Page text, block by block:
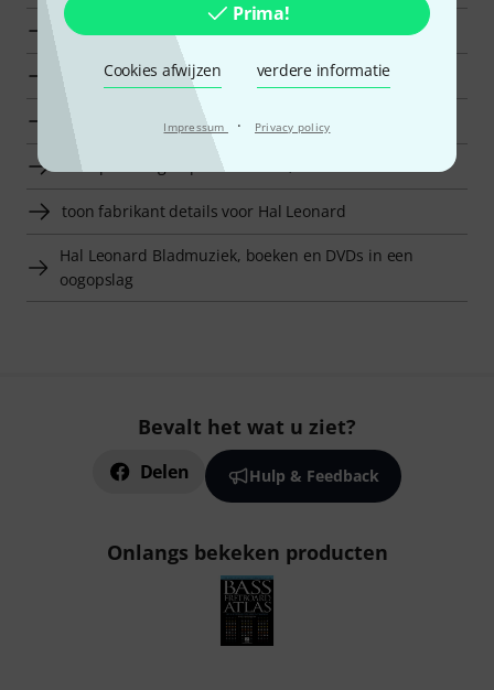
Prima!
Cookies afwijzen verdere informatie
Impressum · Privacy policy
naar productgroep studieboeken basgitaren
naar productgroep greeptabellen
naar productgroep bladmuziekaccessoires
naar productgroep Bladmuziek, boeken en DVDs
toon fabrikant details voor Hal Leonard
Hal Leonard Bladmuziek, boeken en DVDs in een
oogopslag
Bevalt het wat u ziet?
Delen Hulp & Feedback
Onlangs bekeken producten